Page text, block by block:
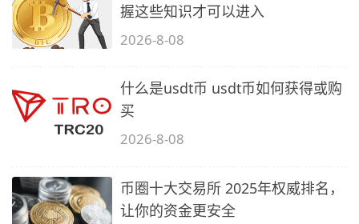
握这些知识才可以进入
2026-8-08
什么是usdt币 usdt币如何获得或购
买
2026-8-08
币圈十大交易所 2025年权威排名，
让你的资金更安全